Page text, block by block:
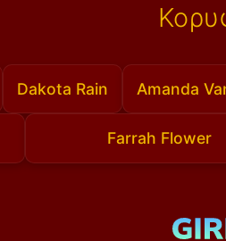
Dakota Rain Amanda
Farrah Flower